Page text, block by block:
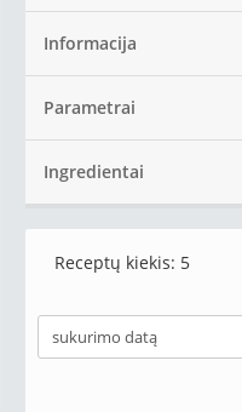
Informacija
Parametrai
Ingredientai
Receptų kiekis: 5